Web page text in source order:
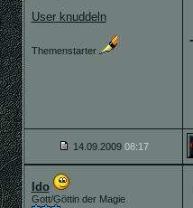
User knuddeln
Themenstarter
14.09.2009 08:17
Ido
Gott/Göttin der Magie